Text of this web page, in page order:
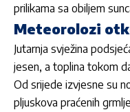
prilikama sa obiljem
Meteorolozi
Jutarnja svježina
jesen, a toplina tokom
Od srijede izvjesne su
pljuskova praćenih